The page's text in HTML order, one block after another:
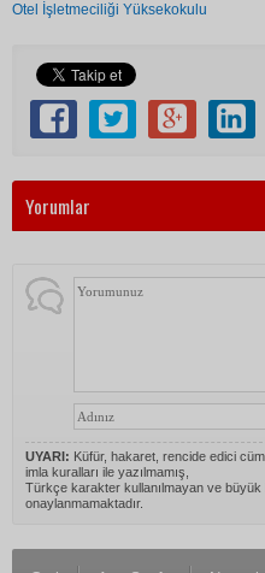
Otel İşletmeciliği Yüksekokulu
Yorumlar
UYARI: Küfür, hakaret, rencide edici
imla kuralları ile yazılmamış,
Türkçe karakter kullanılmayan ve büyük
onaylanmamaktadır.